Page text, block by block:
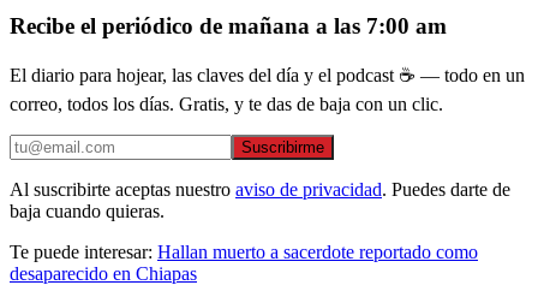
Recibe el periódico de mañana a las 7:00 am
El diario para hojear, las claves del día y el podcast ☕ — todo en un
correo, todos los días. Gratis, y te das de baja con un clic.
Suscribirme
Al suscribirte aceptas nuestro aviso de privacidad. Puedes darte de
baja cuando quieras.
Te puede interesar: Hallan muerto a sacerdote reportado como
desaparecido en Chiapas